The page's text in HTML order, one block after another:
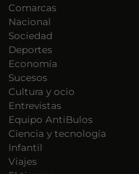
Comarcas
Nacional
Sociedad
Deportes
Economía
Sucesos
Cultura y ocio
Entrevistas
Equipo AntiBulos
Ciencia y tecnología
Infantil
Viajes